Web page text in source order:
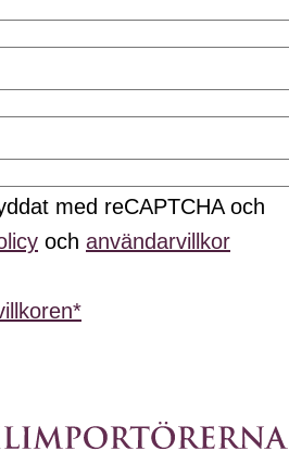
med reCAPTCHA och
och användarvillkor